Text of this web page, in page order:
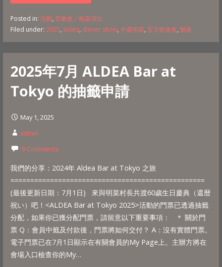
Posted in: 活動, 音樂會／晚宴演出
Filed under: 2025, aldea, dinner show, 中森明菜, 官方歌迷會, 樂迷
2025年7月 ALDEA Bar at
Tokyo 的抽籤申請
May 1, 2025
admin
9 Comments
我們的分享：2024年 Aldea Bar at Tokyo 之旅
=================================================
(最後更新日期：7月1日) 來與明菜村長共渡60歲生日慶典（還暦
祝い）吧！<ALDEA Bar at Tokyo 2025>活動的門票已透過抽籤
分配，如果你已獲分配門票，請留意以下重要事項： ＊ 關於門
票 Q：會員中籤及付款後，門票將如何交付？ A：沒有實體門票。
電子門票已在7月1日顯示在有關會員的My Page上。主辦方將在
會場入口檢查你的My…